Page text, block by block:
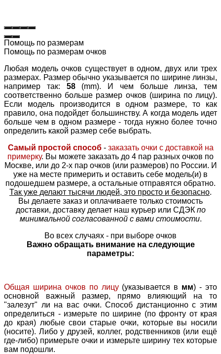
Помощь по размерам
Помощь по размерам очков
Любая модель очков существует в одном, двух или трех
размерах. Размер обычно указывается по ширине линзы,
например так: 58(mm). И чем больше линза, тем
соответственно больше размер очков (ширина по лицу).
Если модель производится в одном размере, то как
правило, она подойдет большинству. А когда модель идет
больше чем в одном размере - тогда нужно более точно
определить какой размер себе выбрать.
Самый простой способ- заказать очки с доставкой на
примерку. Вы можете заказать до 4 пар разных очков по
Москве, или до 2-х пар очков (или размеров) по России. И
уже на месте примерить и оставить себе модель(и) в
подошедшем размере, а остальные отправятся обратно.
Так уже делают тысячи людей, это просто и безопасно.
Вы делаете заказ и оплачиваете только стоимость
доставки, доставку делает наш курьер или СДЭК по
минимальной согласованной с вами стоимости.
Во всех случаях - при выборе очков
Важно обращать внимание на следующие
параметры:
Общая ширина очков по лицу(указывается в мм) - это
основной важный размер, прямо влияющий на то
"залезут" ли на вас очки. Способ дистанционно с этим
определиться - измерьте по ширине (по фронту от края
до края) любые свои старые очки, которые вы носили
(носите). Либо у друзей, коллег, родственников (или ещё
где-либо) примерьте очки и измерьте ширину тех которые
вам подошли.